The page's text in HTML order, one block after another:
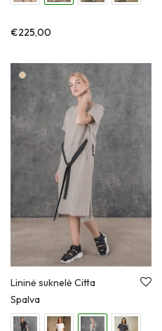
€225,00
Lininė suknelė Citta
Spalva